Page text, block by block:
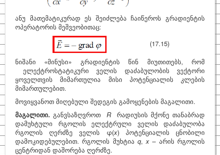
ანუ მათემატიკურად ეს შეიძლება ჩაიწეროს გრადიენტის
ოპერატორის მეშვეობითაც:
(17.15)
ნიშანი «მინუსი» გრადიენტის წინ მიუთითებს, რომ
ელექტროსტატიკური ველის დაძაბულობის ვექტორი
ყოველთვის მიმართულია მისი პოტენციალის კლების
მიმართულებით.
მოვიყვანოთ მიღებული შედეგის გამოყენების მაგალითი.
მაგალითი. განვსაზღვროთ Rრადიუსის მქონე თანაბრად
დამუხტული რგოლის ელექტრული ველის დაძაბულობა
რგოლის ღერძზე ველის φ(x) პოტენციალის ცნობილი
დამოკიდებულებით. რგოლის მუხტია q,x – არის რგოლის
ცენტრიდან დაშორება ღერძზე.